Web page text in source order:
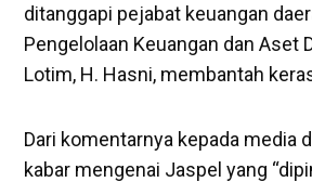
ditanggapi pejabat keuangan
Pengelolaan Keuangan dan Aset
Lotim, H. Hasni, membantah
‎Dari komentarnya kepada media
kabar mengenai Jaspel yang